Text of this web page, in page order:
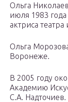
Ольга
июля 1983
актриса
Ольга
Воронеже.
В 2005 году
Академию
С.А. Надточиев.